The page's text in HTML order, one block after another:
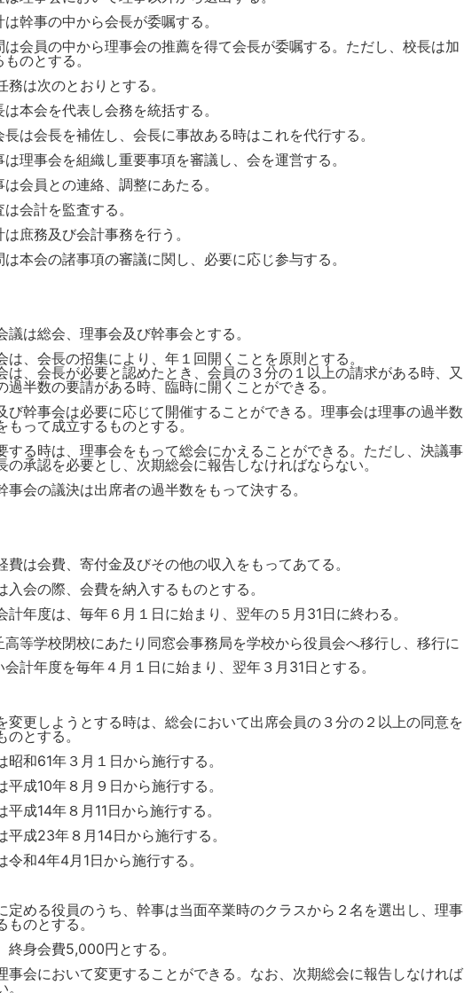
は幹事の中から会長が委嘱する。
は会員の中から理事会の推薦を得て会長が委嘱する。ただし、校長は加
ものとする。
務は次のとおりとする。
は本会を代表し会務を統括する。
長は会長を補佐し、会長に事故ある時はこれを代行する。
は理事会を組織し重要事項を審議し、会を運営する。
は会員との連絡、調整にあたる。
は会計を監査する。
は庶務及び会計事務を行う。
は本会の諸事項の審議に関し、必要に応じ参与する。
議は総会、理事会及び幹事会とする。
は、会長の招集により、年１回開くことを原則とする。
は、会長が必要と認めたとき、会員の３分の１以上の請求がある時、又
過半数の要請がある時、臨時に開くことができる。
び幹事会は必要に応じて開催することができる。理事会は理事の過半数
もって成立するものとする。
する時は、理事会をもって総会にかえることができる。ただし、決議事
の承認を必要とし、次期総会に報告しなければならない。
事会の議決は出席者の過半数をもって決する。
費は会費、寄付金及びその他の収入をもってあてる。
入会の際、会費を納入するものとする。
計年度は、毎年６月１日に始まり、翌年の５月31日に終わる。
高等学校閉校にあたり同窓会事務局を学校から役員会へ移行し、移行に
会計年度を毎年４月１日に始まり、翌年３月31日とする。
変更しようとする時は、総会において出席会員の３分の２以上の同意を
のとする。
昭和61年３月１日から施行する。
平成10年８月９日から施行する。
平成14年８月11日から施行する。
平成23年８月14日から施行する。
令和4年4月1日から施行する。
定める役員のうち、幹事は当面卒業時のクラスから２名を選出し、理事
ものとする。
終身会費5,000円とする。
事会において変更することができる。なお、次期総会に報告しなければ